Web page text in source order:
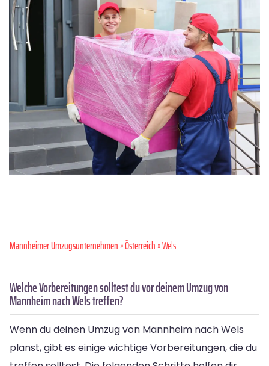
Mannheimer Umzugsunternehmen»Österreich» Wels
Welche Vorbereitungen solltest du vor deinem Umzug von
Mannheim nach Wels treffen?
Wenn du deinen Umzug von Mannheim nach Wels
planst, gibt es einige wichtige Vorbereitungen, die du